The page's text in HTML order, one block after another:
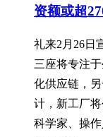
资额或超
礼来2月26日
三座将专注
化供应链，
计，新工厂将
科学家、操